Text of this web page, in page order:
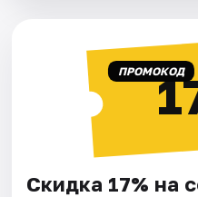
ПРОМОКОД
Скидка 17% на